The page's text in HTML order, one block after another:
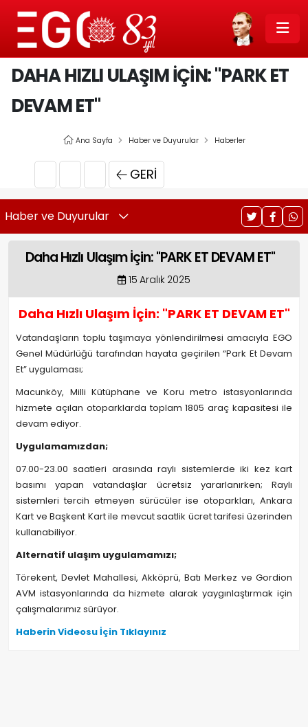
DAHA HIZLI ULAŞIM İÇIN: "PARK ET
DEVAM ET"
Ana Sayfa Haber ve Duyurular Haberler
GERI
Haber ve Duyurular
Daha Hızlı Ulaşım İçin: "PARK ET DEVAM ET"
15 Aralık 2025
Daha Hızlı Ulaşım İçin: "PARK ET DEVAM ET"
Vatandaşların toplu taşımaya yönlendirilmesi amacıyla EGO
Genel Müdürlüğü tarafından hayata geçirilen “Park Et Devam
Et” uygulaması;
Macunköy, Milli Kütüphane ve Koru metro istasyonlarında
hizmete açılan otoparklarda toplam 1805 araç kapasitesi ile
devam ediyor.
Uygulamamızdan;
07.00-23.00 saatleri arasında raylı sistemlerde iki kez kart
basımı yapan vatandaşlar ücretsiz yararlanırken; Raylı
sistemleri tercih etmeyen sürücüler ise otoparkları, Ankara
Kart ve Başkent Kart ile mevcut saatlik ücret tarifesi üzerinden
kullanabiliyor.
Alternatif ulaşım uygulamamızı;
Törekent, Devlet Mahallesi, Akköprü, Batı Merkez ve Gordion
AVM istasyonlarında da hizmete alarak yaygınlaştırmak için
çalışmalarımız sürüyor.
Haberin Videosu İçin Tıklayınız